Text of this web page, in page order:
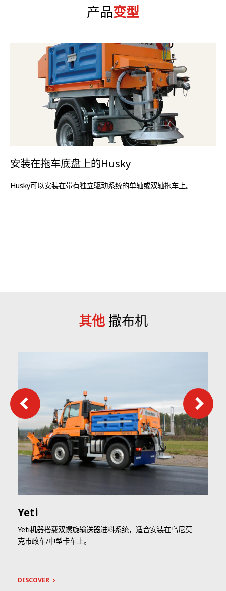
撒布模式编程器
适用于各种撒布机的最新一代微处理器控制系统，在编程和直观显示
不同撒布参数方面具有最大灵活性：宽度、不对称性和投料量取决于
车速。一体化控制箱中有六种不同工具。
覆盖不良（例如隧道）的情况下，数据将被记录，并在连接恢复后立
即传输。
Ecosat集成（选件）多星座GNSS接收机，支持GPS或GLONASS，以
EcoTron / EcoTron Plus控制面板单元的尺寸紧凑，配有高分辨率图
形显示屏。EcoTron / EcoTron Plus基于传感器对距离相关的螺旋输
送机速度和泵速进行监测，并保存所有相关工作数据。提供串行USB
接口端口，便于数据导出。
产品变型
安装在拖车底盘上的Husky
Husky可以安装在带有独立驱动系统的单轴或双轴拖车上。
其他撒布机
Yeti
Yeti机器搭载双螺旋输送器进料系统，适合安装在乌尼莫
克市政车/中型卡车上。
DISCOVER